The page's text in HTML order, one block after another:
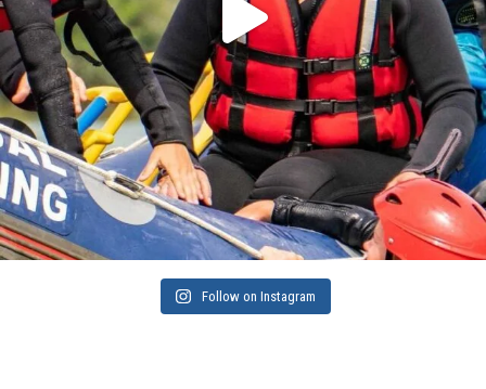
Follow on Instagram